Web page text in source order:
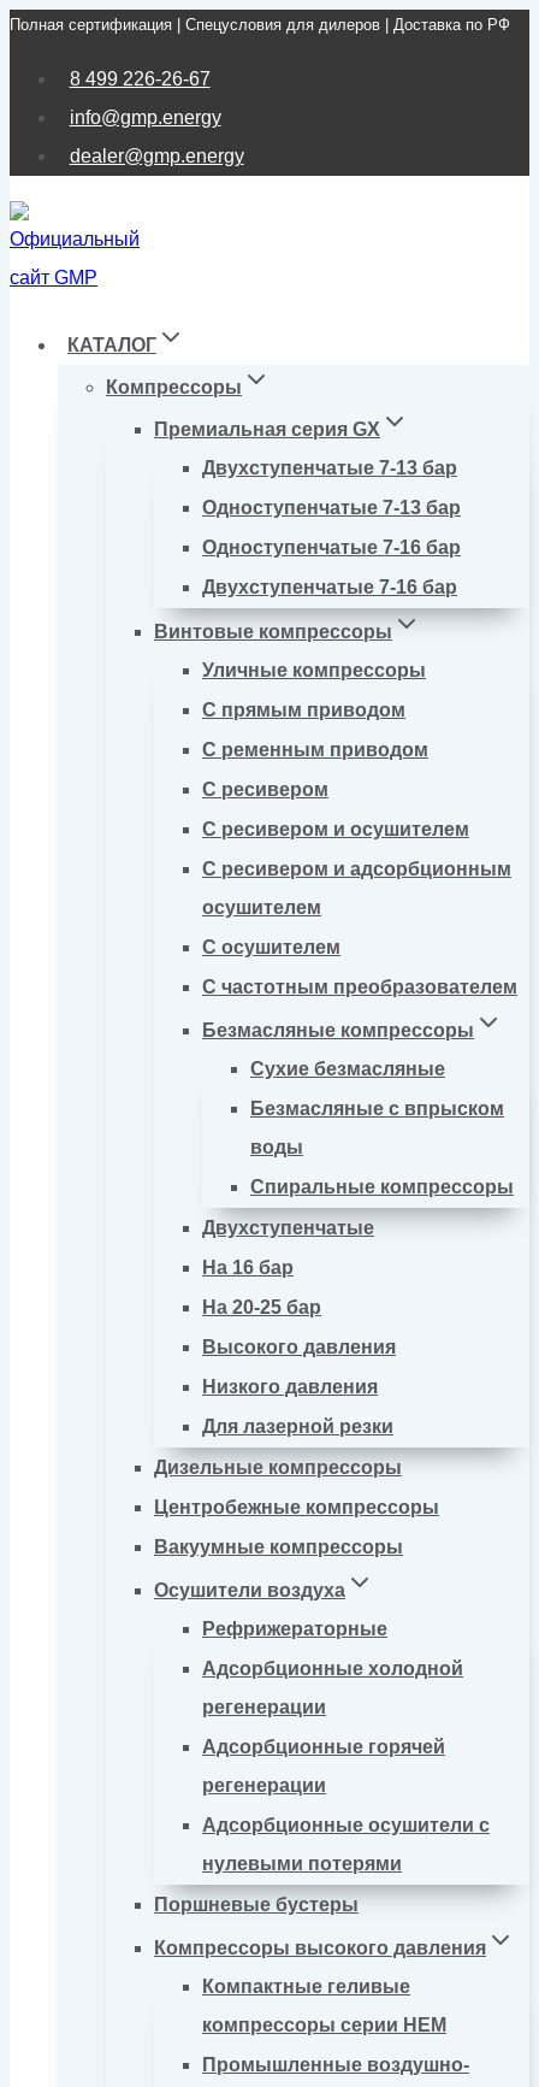
Перейти
Полная сертификация | Спецусловия для дилеров | Доставка по РФ
8 499 226-26-67
info@gmp.energy
dealer@gmp.energy
КАТАЛОГ
Компрессоры
Премиальная серия GX
Двухступенчатые 7-13 бар
Одноступенчатые 7-13 бар
Одноступенчатые 7-16 бар
Двухступенчатые 7-16 бар
Винтовые компрессоры
Уличные компрессоры
С прямым приводом
С ременным приводом
С ресивером
С ресивером и осушителем
С ресивером и адсорбционным
осушителем
С осушителем
С частотным преобразователем
Безмасляные компрессоры
Сухие безмасляные
Безмасляные с впрыском
воды
Спиральные компрессоры
Двухступенчатые
На 16 бар
На 20-25 бар
Высокого давления
Низкого давления
Для лазерной резки
Дизельные компрессоры
Центробежные компрессоры
Вакуумные компрессоры
Осушители воздуха
Рефрижераторные
Адсорбционные холодной
регенерации
Адсорбционные горячей
регенерации
Адсорбционные осушители с
нулевыми потерями
Поршневые бустеры
Компрессоры высокого давления
Компактные геливые
компрессоры серии HEM
Промышленные воздушно-